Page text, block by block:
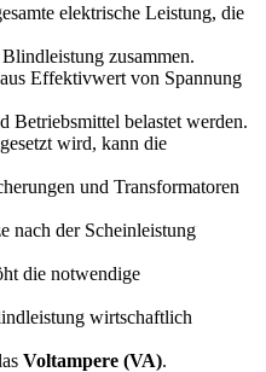
elektrische Leistung, die
zusammen.
Effektivwert von Spannung
Betriebsmittel belastet werden.
wird, kann die
und Transformatoren
nach der Scheinleistung
die notwendige
wirtschaftlich
Voltampere (VA).